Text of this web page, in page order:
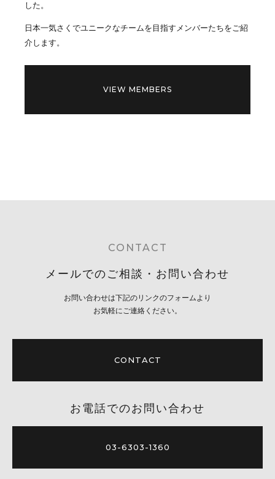
した。
日本一気さくでユニークなチームを目指すメンバーたちをご紹
介します。
VIEW MEMBERS
CONTACT
メールでのご相談・お問い合わせ
お問い合わせは下記のリンクのフォームより
お気軽にご連絡ください。
CONTACT
お電話でのお問い合わせ
03-6303-1360